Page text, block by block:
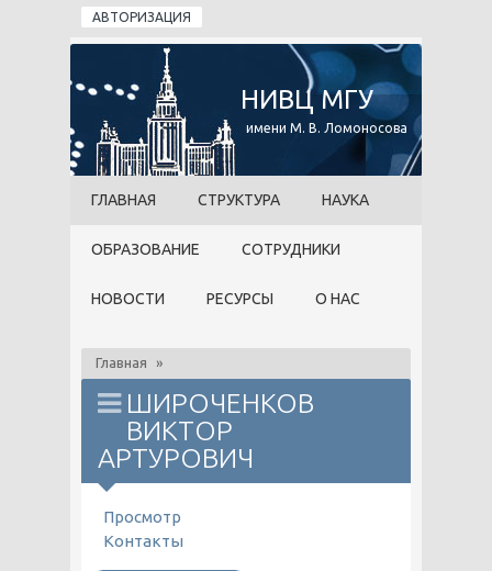
Перейти к основному содержанию
АВТОРИЗАЦИЯ
НИВЦ МГУ
имени М. В. Ломоносова
ГЛАВНАЯ СТРУКТУРА НАУКА
ОБРАЗОВАНИЕ СОТРУДНИКИ
НОВОСТИ РЕСУРСЫ О НАС
Главная »
ШИРОЧЕНКОВ
ВИКТОР
АРТУРОВИЧ
ГЛАВНЫЕ ВКЛАДКИ
Просмотр
Контакты